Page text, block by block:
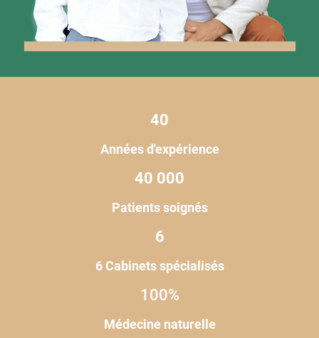
40
Années d'expérience
40 000
Patients soignés
6
6 Cabinets spécialisés
100%
Médecine naturelle